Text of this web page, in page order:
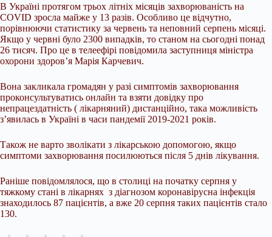
В Україні протягом трьох літніх місяців захворюваність на
COVID зросла майже у 13 разів. Особливо це відчутно,
порівнюючи статистику за червень та неповний серпень місяці.
Якщо у червні було 2300 випадків, то станом на сьогодні понад
26 тисяч. Про це в телеефірі повідомила заступниця міністра
охорони здоров’я Марія Карчевич.
Вона закликала громадян у разі симптомів захворювання
проконсультуватись онлайн та взяти довідку про
непрацездатність ( лікарняний) дистанційно, така можливість
з’явилась в Україні в часи пандемії 2019-2021 років.
Також не варто зволікати з лікарською допомогою, якщо
симптоми захворювання посилюються після 5 днів лікування.
Раніше повідомлялося, що в столиці на початку серпня у
тяжкому стані в лікарнях з діагнозом коронавірусна інфекція
знаходилось 87 пацієнтів, а вже 20 серпня таких пацієнтів стало
130.